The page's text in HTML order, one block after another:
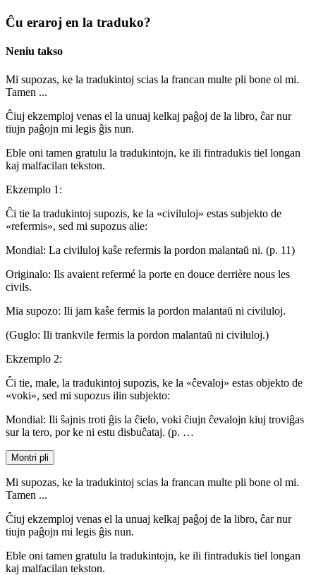
Ĉu eraroj en la traduko?
Neniu takso
Mi supozas, ke la tradukintoj scias la francan multe pli bone ol mi.
Tamen ...
Ĉiuj ekzemploj venas el la unuaj kelkaj paĝoj de la libro, ĉar nur
tiujn paĝojn mi legis ĝis nun.
Eble oni tamen gratulu la tradukintojn, ke ili fintradukis tiel longan
kaj malfacilan tekston.
Ekzemplo 1:
Ĉi tie la tradukintoj supozis, ke la «civiluloj» estas subjekto de
«refermis», sed mi supozus alie:
Mondial: La civiluloj kaŝe refermis la pordon malantaŭ ni. (p. 11)
Originalo: Ils avaient refermé la porte en douce derrière nous les
civils.
Mia supozo: Ili jam kaŝe fermis la pordon malantaŭ ni civiluloj.
(Guglo: Ili trankvile fermis la pordon malantaŭ ni civiluloj.)
Ekzemplo 2:
Ĉi tie, male, la tradukintoj supozis, ke la «ĉevaloj» estas objekto de
«voki», sed mi supozus ilin subjekto:
Mondial: Ili ŝajnis troti ĝis la ĉielo, voki ĉiujn ĉevalojn kiuj troviĝas
sur la tero, por ke ni estu disbuĉataj. (p. …
Montri pli
Mi supozas, ke la tradukintoj scias la francan multe pli bone ol mi.
Tamen ...
Ĉiuj ekzemploj venas el la unuaj kelkaj paĝoj de la libro, ĉar nur
tiujn paĝojn mi legis ĝis nun.
Eble oni tamen gratulu la tradukintojn, ke ili fintradukis tiel longan
kaj malfacilan tekston.